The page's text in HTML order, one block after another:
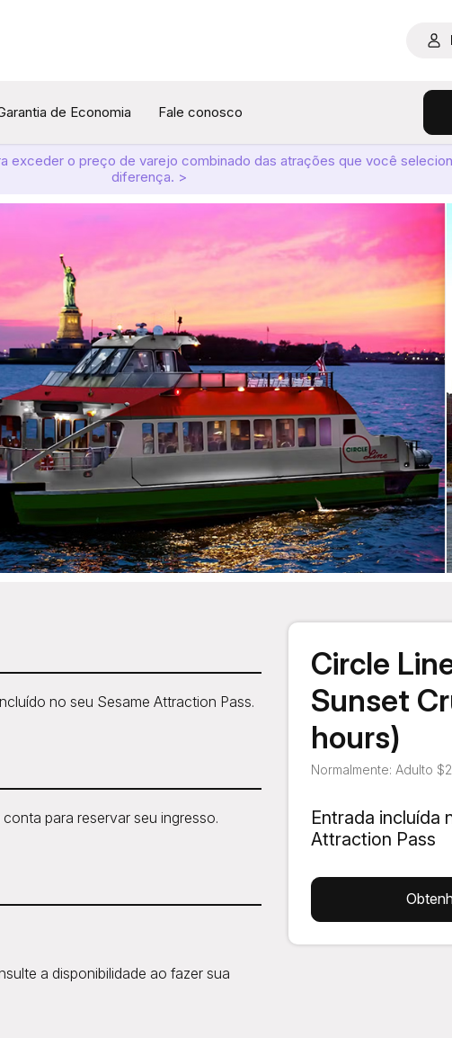
de Economia Fale conosco
exceder o preço de varejo combinado das atrações que você
diferença. >
Circle
Sunset
hours)
Normalmente: Adulto
Entrada incluída
Attraction Pass
no seu Sesame Attraction Pass.
para reservar seu ingresso.
a disponibilidade ao fazer sua